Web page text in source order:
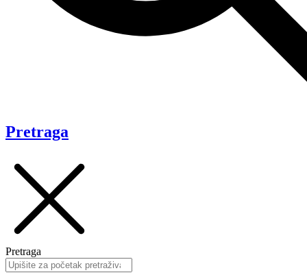
Pretraga
Pretraga